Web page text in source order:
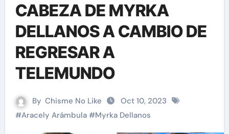
CABEZA DE MYRKA
DELLANOS A CAMBIO DE
REGRESAR A
TELEMUNDO
By Chisme No Like
Oct 10, 2023
#Aracely Arámbula#Myrka Dellanos